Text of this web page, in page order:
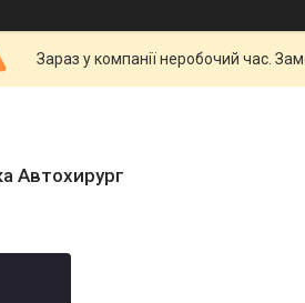
Зараз у компанії неробочий час.
Автохирург